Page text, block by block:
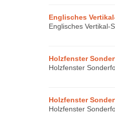
Englisches
Englisches Vertikal-
Holzfenster
Holzfenster
Holzfenster
Holzfenster